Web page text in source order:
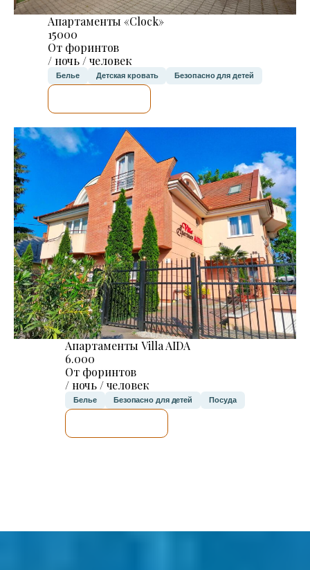
Апартаменты «Clock»
15000
От форинтов
/ ночь / человек
Белье Детская кровать Безопасно для детей
Апартаменты Villa AIDA
6.000
От форинтов
/ ночь / человек
Белье Безопасно для детей Посуда